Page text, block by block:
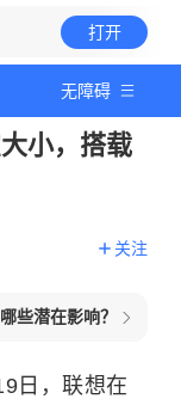
打开
无障碍
小，搭载
关注
些潜在影响？
日，联想在